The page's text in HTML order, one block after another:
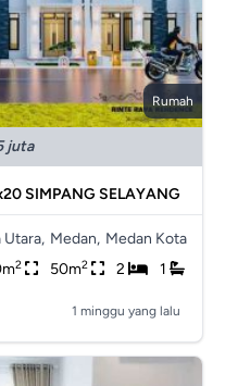
Rumah
juta
SIMPANG SELAYANG
Utara, Medan, Medan Kota
2 50m2 2 1
1 minggu yang lalu